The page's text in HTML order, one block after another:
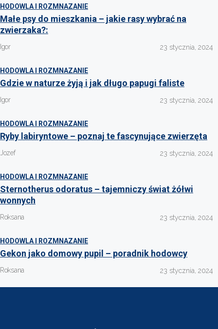
HODOWLA I ROZMNAZANIE
Małe psy do mieszkania – jakie rasy wybrać na
zwierzaka?:
Igor 23 stycznia, 2024
HODOWLA I ROZMNAZANIE
Gdzie w naturze żyją i jak długo papugi faliste
Igor 23 stycznia, 2024
HODOWLA I ROZMNAZANIE
Ryby labiryntowe – poznaj te fascynujące zwierzęta
Jozef 23 stycznia, 2024
HODOWLA I ROZMNAZANIE
Sternotherus odoratus – tajemniczy świat żółwi
wonnych
Roksana 23 stycznia, 2024
HODOWLA I ROZMNAZANIE
Gekon jako domowy pupil – poradnik hodowcy
Roksana 23 stycznia, 2024